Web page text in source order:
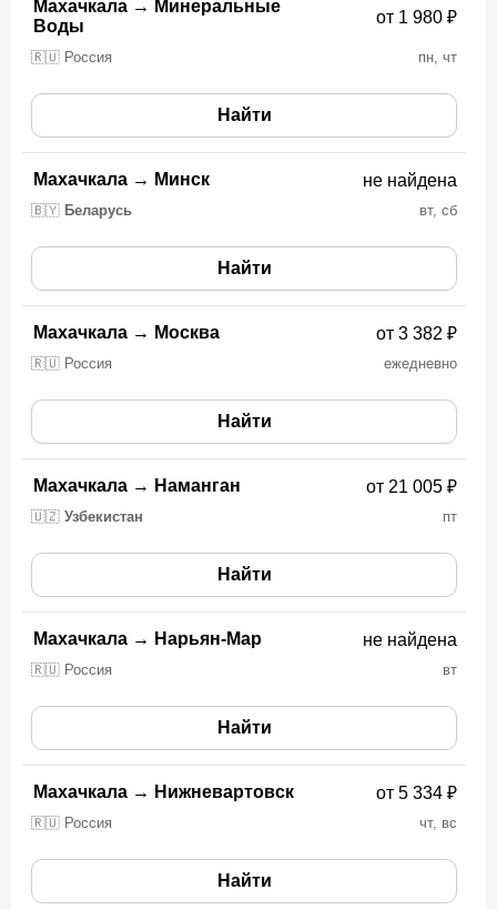
Махачкала → Минеральные
Воды
🇷🇺 Россия пн, чт
от 1 980 ₽
Найти
Махачкала → Минск
🇧🇾 Беларусь вт, сб
не найдена
Найти
Махачкала → Москва
🇷🇺 Россия ежедневно
от 3 382 ₽
Найти
Махачкала → Наманган
🇺🇿 Узбекистан пт
от 21 005 ₽
Найти
Махачкала → Нарьян-Мар
🇷🇺 Россия вт
не найдена
Найти
Махачкала → Нижневартовск
🇷🇺 Россия чт, вс
от 5 334 ₽
Найти